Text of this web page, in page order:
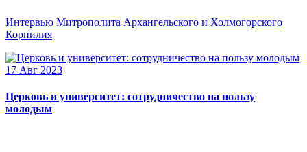
Интервью Митрополита Архангельского и Холмогорского
Корнилия
17 Авг 2023
Церковь и университет: сотрудничество на пользу
молодым